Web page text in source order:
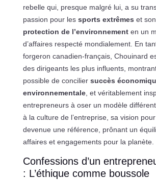
rebelle qui, presque malgré lui, a su
passion pour les sports extrêmes et
protection de l’environnementen un
d’affaires respecté mondialement. En
forgeron canadien-français, Chouinard
des dirigeants les plus influents,
possible de concilier succès
environnementale, et véritablement
entrepreneurs à oser un modèle
à la culture de l’entreprise, sa vision
devenue une référence, prônant un
affaires et engagements pour la planète.
Confessions d’un
: L’éthique comme boussole